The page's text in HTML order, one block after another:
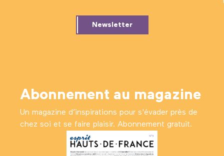
Newsletter
Abonnement au magazine
Un magazine d’inspirations pour s'évader près de
chez soi et se faire plaisir. Abonnement gratuit.